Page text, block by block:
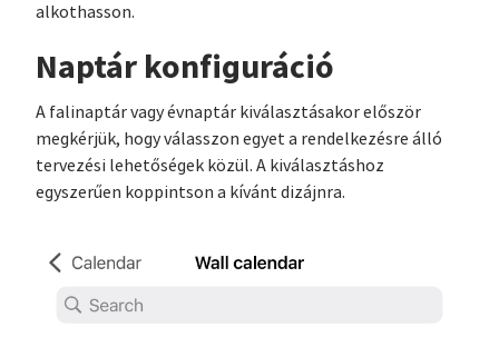
alkothasson.
Naptár konfiguráció
A falinaptár vagy évnaptár kiválasztásakor először
megkérjük, hogy válasszon egyet a rendelkezésre álló
tervezési lehetőségek közül. A kiválasztáshoz
egyszerűen koppintson a kívánt dizájnra.